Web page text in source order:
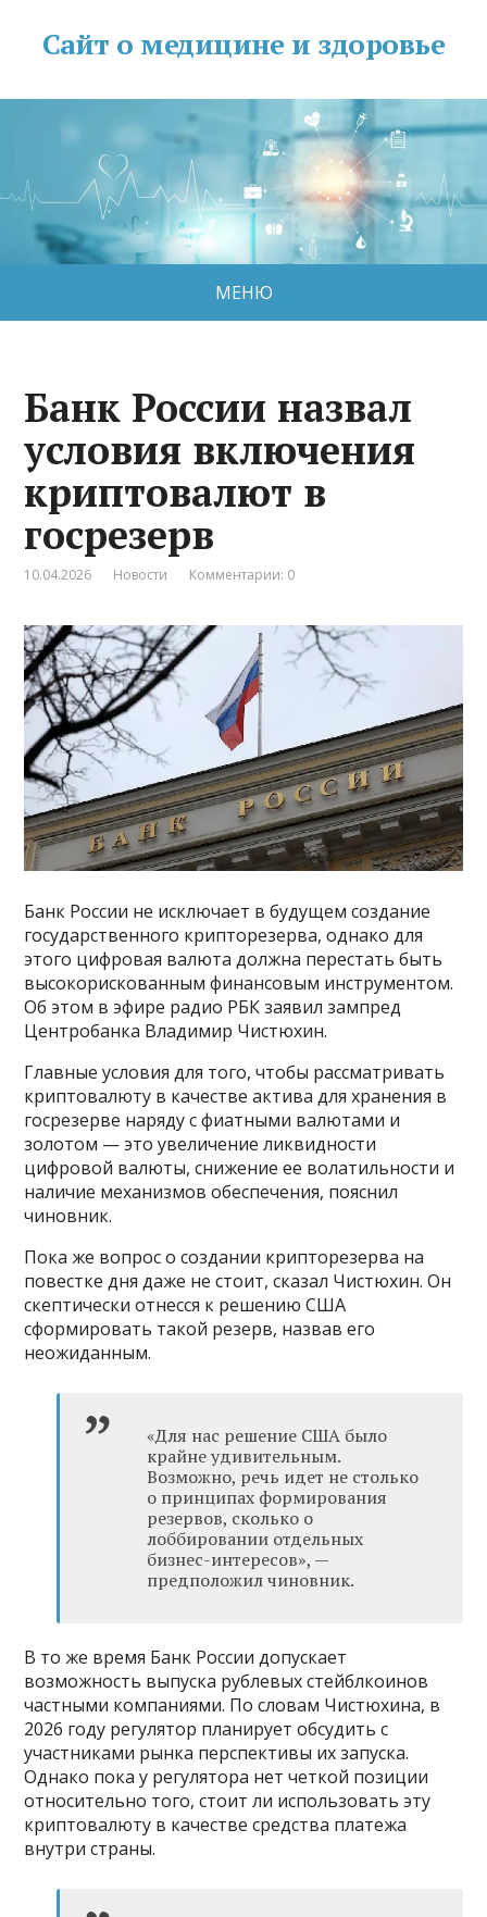
Сайт о медицине и здоровье
МЕНЮ
Банк России назвал
условия включения
криптовалют в
госрезерв
10.04.2026 Новости Комментарии: 0
Банк России не исключает в будущем создание
государственного крипторезерва, однако для
этого цифровая валюта должна перестать быть
высокорискованным финансовым инструментом.
Об этом в эфире радио РБК заявил зампред
Центробанка Владимир Чистюхин.
Главные условия для того, чтобы рассматривать
криптовалюту в качестве актива для хранения в
госрезерве наряду с фиатными валютами и
золотом — это увеличение ликвидности
цифровой валюты, снижение ее волатильности и
наличие механизмов обеспечения, пояснил
чиновник.
Пока же вопрос о создании крипторезерва на
повестке дня даже не стоит, сказал Чистюхин. Он
скептически отнесся к решению США
сформировать такой резерв, назвав его
неожиданным.
«Для нас решение США было
крайне удивительным.
Возможно, речь идет не столько
о принципах формирования
резервов, сколько о
лоббировании отдельных
бизнес-интересов», —
предположил чиновник.
В то же время Банк России допускает
возможность выпуска рублевых стейблкоинов
частными компаниями. По словам Чистюхина, в
2026 году регулятор планирует обсудить с
участниками рынка перспективы их запуска.
Однако пока у регулятора нет четкой позиции
относительно того, стоит ли использовать эту
криптовалюту в качестве средства платежа
внутри страны.